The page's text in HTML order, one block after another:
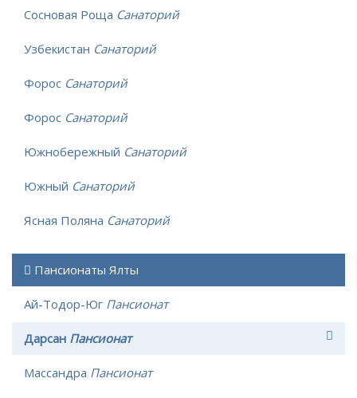
Сосновая Роща Санаторий
Узбекистан Санаторий
Форос Санаторий
Форос Санаторий
Южнобережный Санаторий
Южный Санаторий
Ясная Поляна Санаторий
Пансионаты Ялты
Ай-Тодор-Юг Пансионат
Дарсан Пансионат
Массандра Пансионат